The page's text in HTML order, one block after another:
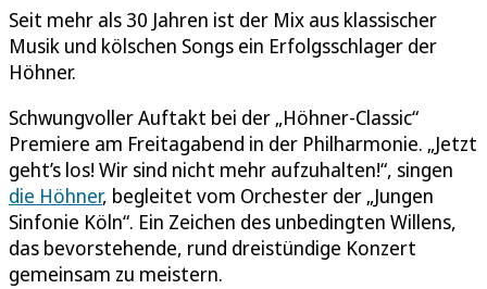
Seit mehr als 30 Jahren ist der Mix aus klassischer
Musik und kölschen Songs ein Erfolgsschlager der
Höhner.
Schwungvoller Auftakt bei der „Höhner-Classic“
Premiere am Freitagabend in der Philharmonie. „Jetzt
geht’s los! Wir sind nicht mehr aufzuhalten!“, singen
die Höhner, begleitet vom Orchester der „Jungen
Sinfonie Köln“. Ein Zeichen des unbedingten Willens,
das bevorstehende, rund dreistündige Konzert
gemeinsam zu meistern.